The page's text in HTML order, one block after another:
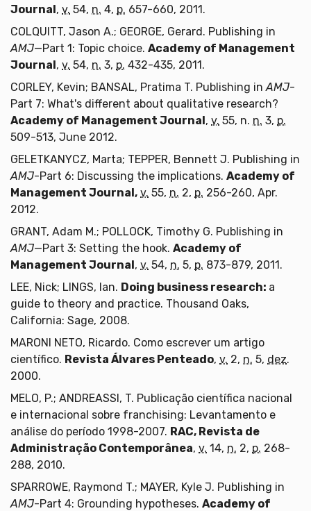
Journal, v. 54, n. 4, p. 657-660, 2011.
COLQUITT, Jason A.; GEORGE, Gerard. Publishing in
AMJ—Part 1: Topic choice. Academy of Management
Journal, v. 54, n. 3, p. 432-435, 2011.
CORLEY, Kevin; BANSAL, Pratima T. Publishing in AMJ-
Part 7: What's different about qualitative research?
Academy of Management Journal, v. 55, n. n. 3, p.
509-513, June 2012.
GELETKANYCZ, Marta; TEPPER, Bennett J. Publishing in
AMJ-Part 6: Discussing the implications. Academy of
Management Journal, v. 55, n. 2, p. 256-260, Apr.
2012.
GRANT, Adam M.; POLLOCK, Timothy G. Publishing in
AMJ—Part 3: Setting the hook. Academy of
Management Journal, v. 54, n. 5, p. 873-879, 2011.
LEE, Nick; LINGS, Ian. Doing business research: a
guide to theory and practice. Thousand Oaks,
California: Sage, 2008.
MARONI NETO, Ricardo. Como escrever um artigo
científico. Revista Álvares Penteado, v. 2, n. 5, dez.
2000.
MELO, P.; ANDREASSI, T. Publicação científica nacional
e internacional sobre franchising: Levantamento e
análise do período 1998-2007. RAC, Revista de
Administração Contemporânea, v. 14, n. 2, p. 268-
288, 2010.
SPARROWE, Raymond T.; MAYER, Kyle J. Publishing in
AMJ-Part 4: Grounding hypotheses. Academy of